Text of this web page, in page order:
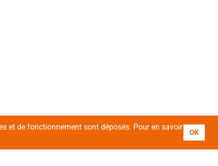
et de fonctionnement sont déposés. Pour en savoir
OK